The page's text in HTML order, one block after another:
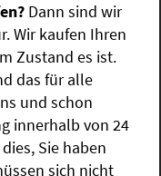
Dann sind wir
Wir kaufen Ihren
Zustand es ist.
das für alle
und schon
innerhalb von 24
Sie haben
sich nicht